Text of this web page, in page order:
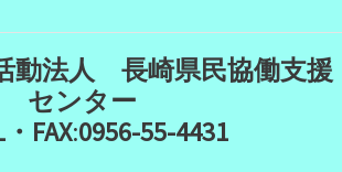
動法人 長崎県民協働支援
センター
FAX:0956-55-4431